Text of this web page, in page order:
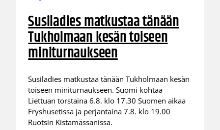
Susiladies matkustaa tänään
Tukholmaan kesän toiseen
miniturnaukseen
Susiladies matkustaa tänään Tukholmaan kesän
toiseen miniturnaukseen. Suomi kohtaa
Liettuan torstaina 6.8. klo 17.30 Suomen aikaa
Fryshusetissa ja perjantaina 7.8. klo 19.00
Ruotsin Kistamässanissa.